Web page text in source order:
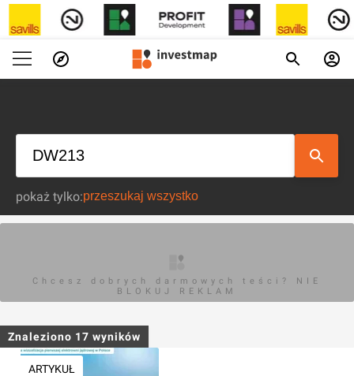
pokaż tylko:
Chcesz dobrych darmowych teści? NIE
BLOKUJ REKLAM
Znaleziono 17 wyników
ARTYKUŁ